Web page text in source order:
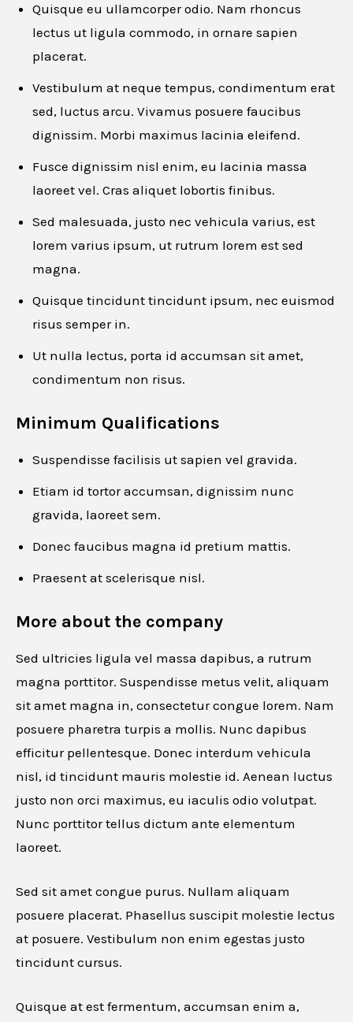
Apply for this job
First name
Last name*
Email
Cancel
Quisque eu ullamcorper odio. Nam rhoncus
lectus ut ligula commodo, in ornare sapien
placerat.
Vestibulum at neque tempus, condimentum erat
sed, luctus arcu. Vivamus posuere faucibus
dignissim. Morbi maximus lacinia eleifend.
Fusce dignissim nisl enim, eu lacinia massa
laoreet vel. Cras aliquet lobortis finibus.
Sed malesuada, justo nec vehicula varius, est
lorem varius ipsum, ut rutrum lorem est sed
magna.
Quisque tincidunt tincidunt ipsum, nec euismod
risus semper in.
Ut nulla lectus, porta id accumsan sit amet,
condimentum non risus.
Minimum Qualifications
Suspendisse facilisis ut sapien vel gravida.
Etiam id tortor accumsan, dignissim nunc
gravida, laoreet sem.
Donec faucibus magna id pretium mattis.
Praesent at scelerisque nisl.
More about the company
Sed ultricies ligula vel massa dapibus, a rutrum
magna porttitor. Suspendisse metus velit, aliquam
sit amet magna in, consectetur congue lorem. Nam
posuere pharetra turpis a mollis. Nunc dapibus
efficitur pellentesque. Donec interdum vehicula
nisl, id tincidunt mauris molestie id. Aenean luctus
justo non orci maximus, eu iaculis odio volutpat.
Nunc porttitor tellus dictum ante elementum
laoreet.
Sed sit amet congue purus. Nullam aliquam
posuere placerat. Phasellus suscipit molestie lectus
at posuere. Vestibulum non enim egestas justo
tincidunt cursus.
Quisque at est fermentum, accumsan enim a,